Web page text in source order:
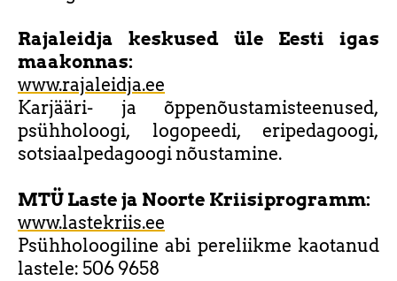
Rajaleidja keskused üle Eesti igas
maakonnas:
www.rajaleidja.ee
Karjääri- ja õppenõustamisteenused,
psühholoogi, logopeedi, eripedagoogi,
sotsiaalpedagoogi nõustamine.
MTÜ Laste ja Noorte Kriisiprogramm:
www.lastekriis.ee
Psühholoogiline abi pereliikme kaotanud
lastele: 506 9658